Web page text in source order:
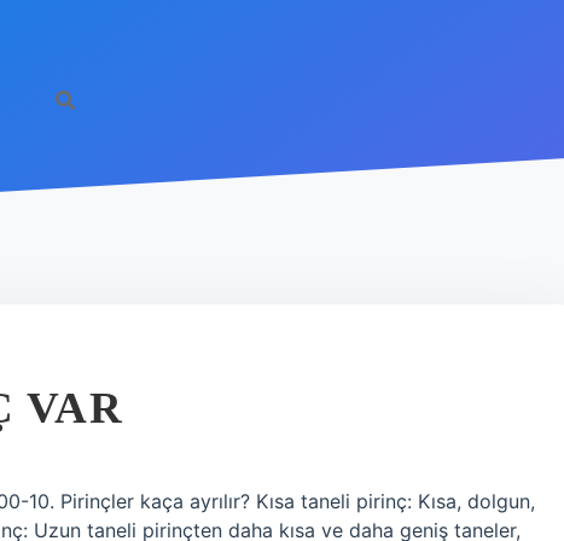
VAR
10. Pirinçler kaça ayrılır? Kısa taneli pirinç: Kısa, dolgun,
Uzun taneli pirinçten daha kısa ve daha geniş taneler,